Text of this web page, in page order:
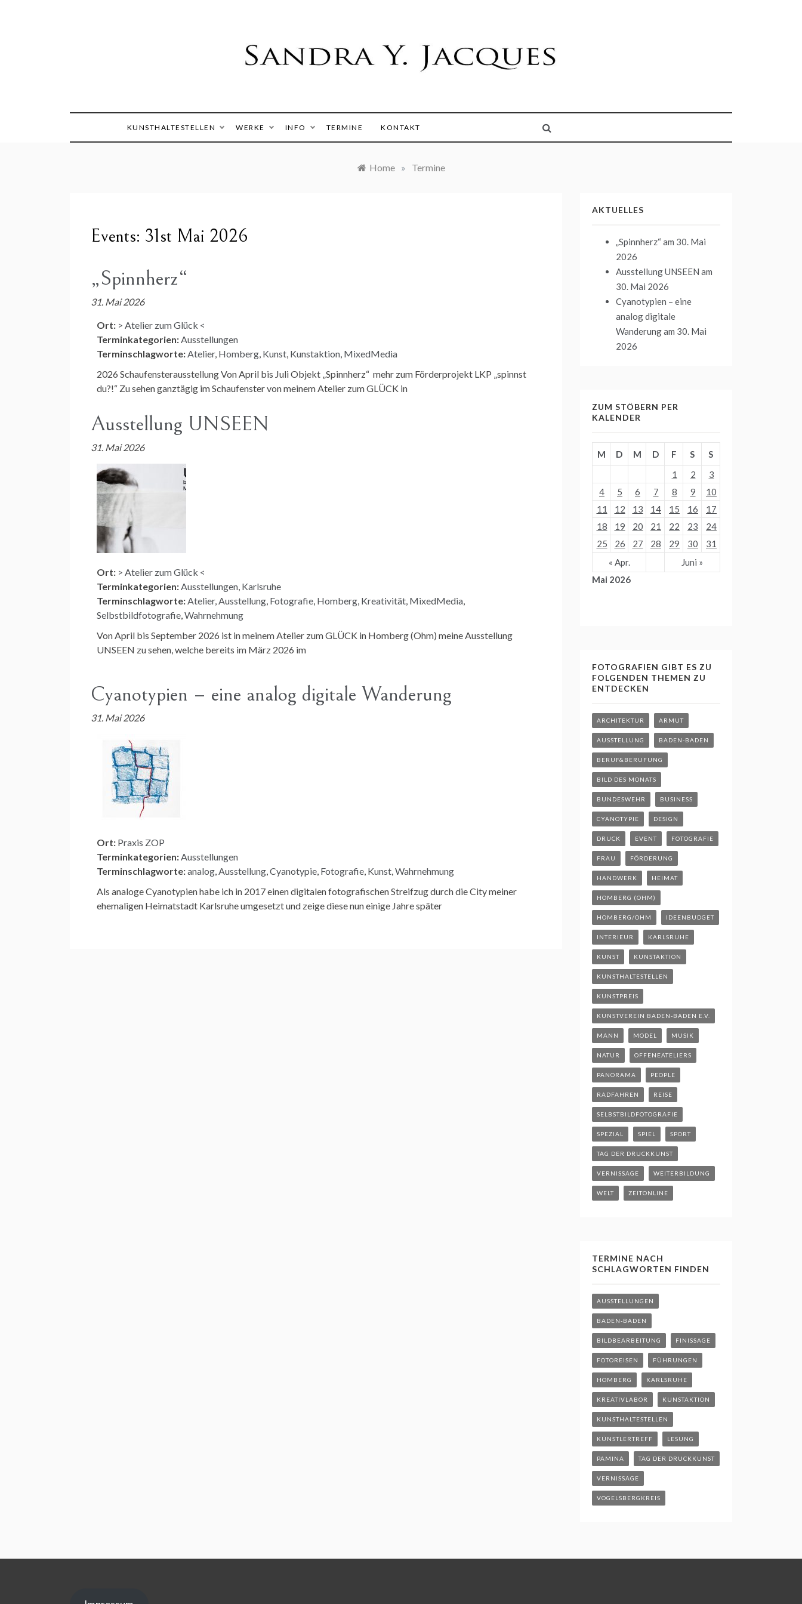
KUNSTHALTESTELLEN WERKE INFO TERMINE KONTAKT
Home » Termine
Events: 31st Mai 2026
„Spinnherz“
31. Mai 2026
Ort: > Atelier zum Glück <
Terminkategorien:Ausstellungen
Terminschlagworte:Atelier, Homberg, Kunst, Kunstaktion, MixedMedia
2026 Schaufensterausstellung Von April bis Juli Objekt „Spinnherz“ mehr zum Förderprojekt LKP „spinnst
du?!“ Zu sehen ganztägig im Schaufenster von meinem Atelier zum GLÜCK in
Ausstellung UNSEEN
31. Mai 2026
Ort: > Atelier zum Glück <
Terminkategorien:Ausstellungen, Karlsruhe
Terminschlagworte:Atelier,Ausstellung, Fotografie, Homberg, Kreativität, MixedMedia,
Selbstbildfotografie,Wahrnehmung
Von April bis September 2026 ist in meinem Atelier zum GLÜCK in Homberg (Ohm) meine Ausstellung
UNSEEN zu sehen, welche bereits im März 2026 im
Cyanotypien – eine analog digitale Wanderung
31. Mai 2026
Ort: Praxis ZOP
Terminkategorien:Ausstellungen
Terminschlagworte:analog,Ausstellung,Cyanotypie, Fotografie, Kunst,Wahrnehmung
Als analoge Cyanotypien habe ich in 2017 einen digitalen fotografischen Streifzug durch die City meiner
ehemaligen Heimatstadt Karlsruhe umgesetzt und zeige diese nun einige Jahre später
AKTUELLES
„Spinnherz“ am 30. Mai
2026
Ausstellung UNSEEN am
30. Mai 2026
Cyanotypien – eine
analog digitale
Wanderungam 30. Mai
2026
ZUM STÖBERN PER
KALENDER
Mai 2026
M D M D F S
S
1
2
3
4
5 6 7 8 9
10
11
12 13 14 15 16
17
18
19 20 21 22 23
24
25
26 27 28 29 30
31
« Apr.
Juni »
FOTOGRAFIEN GIBT ES ZU
FOLGENDEN THEMEN ZU
ENTDECKEN
ARCHITEKTUR ARMUT
AUSSTELLUNG BADEN-BADEN
BERUF&BERUFUNG
BILD DES MONATS
BUNDESWEHR BUSINESS
CYANOTYPIE DESIGN
DRUCK EVENT FOTOGRAFIE
FRAU FÖRDERUNG
HANDWERK HEIMAT
HOMBERG (OHM)
HOMBERG/OHM IDEENBUDGET
INTERIEUR KARLSRUHE
KUNST KUNSTAKTION
KUNSTHALTESTELLEN
KUNSTPREIS
KUNSTVEREIN BADEN-BADEN E.V.
MANN MODEL MUSIK
NATUR OFFENEATELIERS
PANORAMA PEOPLE
RADFAHREN REISE
SELBSTBILDFOTOGRAFIE
SPEZIAL SPIEL SPORT
TAG DER DRUCKKUNST
VERNISSAGE WEITERBILDUNG
WELT ZEITONLINE
TERMINE NACH
SCHLAGWORTEN FINDEN
AUSSTELLUNGEN
BADEN-BADEN
BILDBEARBEITUNG FINISSAGE
FOTOREISEN FÜHRUNGEN
HOMBERG KARLSRUHE
KREATIVLABOR KUNSTAKTION
KUNSTHALTESTELLEN
KÜNSTLERTREFF LESUNG
PAMINA TAG DER DRUCKKUNST
VERNISSAGE
VOGELSBERGKREIS